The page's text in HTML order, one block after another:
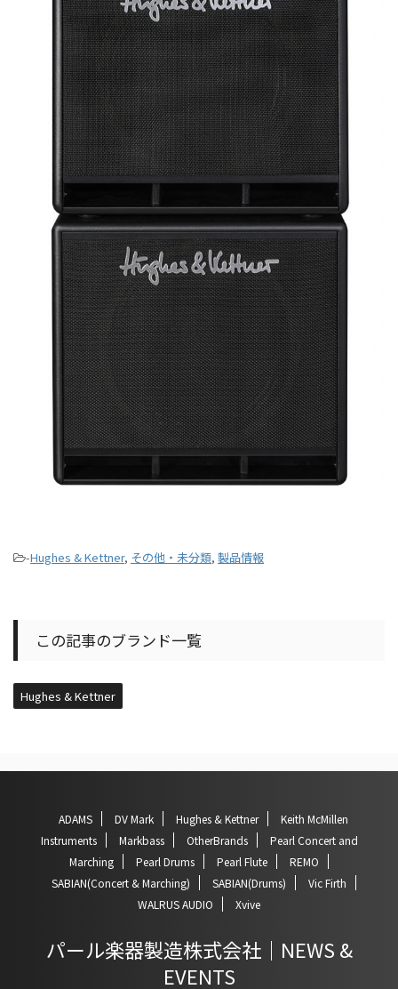
-Hughes & Kettner, その他・未分類, 製品情報
この記事のブランド一覧
Hughes & Kettner
ADAMS DV Mark Hughes & Kettner
Keith McMillen
Instruments
Markbass OtherBrands
Pearl Concert and
Marching
Pearl Drums Pearl Flute
REMO
SABIAN(Concert & Marching)
SABIAN(Drums)
Vic Firth
WALRUS AUDIO
Xvive
パール楽器製造株式会社｜NEWS &
EVENTS